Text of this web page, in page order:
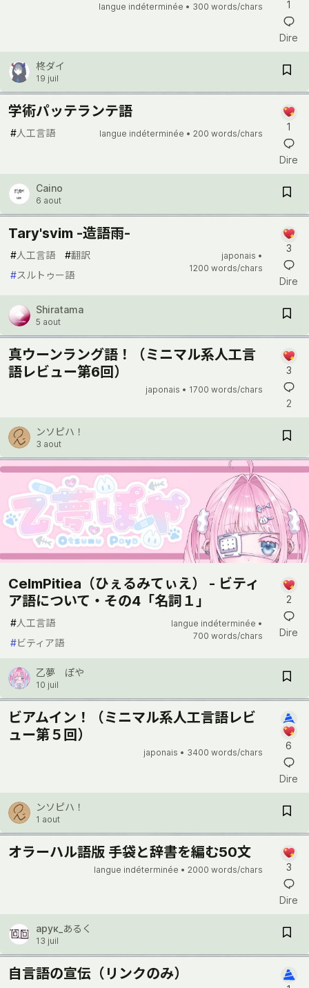
langue indéterminée • 300 words/chars 1
Dire
柊ダイ
19 juil
学術パッテランテ語
#人工言語 langue indéterminée • 200 words/chars
1
Dire
Caino
6 aout
Tary'svim -造語雨-
#人工言語 #翻訳
#スルトゥー語
japonais •
1200 words/chars
3
Dire
Shiratama
5 aout
真ウーンラング語！（ミニマル系人工言
語レビュー第6回）
japonais • 1700 words/chars
3
2
ンソピハ！
3 aout
CelmPitiea（ひぇるみてぃえ） - ビティ
ア語について・その4「名詞１」
#人工言語
#ビティア語
langue indéterminée •
700 words/chars
2
Dire
乙夢 ぽや
10 juil
ビアムイン！（ミニマル系人工言語レビ
ュー第５回）
japonais • 3400 words/chars
6
Dire
ンソピハ！
1 aout
オラーハル語版 手袋と辞書を編む50文
langue indéterminée • 2000 words/chars 3
Dire
арук_あるく
13 juil
自言語の宣伝（リンクのみ）